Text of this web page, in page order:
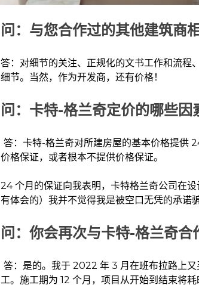
问：与您合作过的其他建筑商
答：对细节的关注、正规化的文书工作和流程
细节。当然，作为开发商，还有价格！
问：卡特-格兰奇定价的哪些因
答：卡特-格兰奇对所建房屋的基本价格提供
价格保证，或者根本不提供价格保证。
24 个月的保证向我表明，卡特格兰奇公司在
有体会的）我并不觉得我是被空口无凭的承诺骗
问：你会再次与卡特-格兰奇合
答：是的。我于 2022 年 3 月在班布拉路上
工。施工期为 12 个月，项目从开始到结束将耗